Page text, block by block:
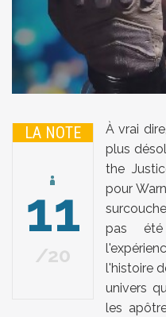
LA NOTE
11
20
À vrai
plus
the
pour
pas été
l'histoire
univers
les